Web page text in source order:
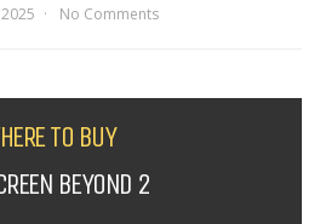
No Comments
TO BUY
BEYOND 2